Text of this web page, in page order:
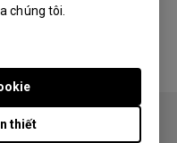
chúng tôi.
thiết
Không